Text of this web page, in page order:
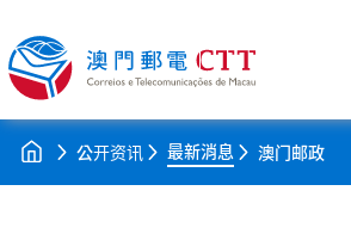
公开资讯 最新消息 澳门邮政